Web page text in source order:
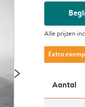
Alle prijzen
Extra
Aantal